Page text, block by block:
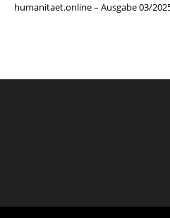
humanitaet.online – Ausgabe 03/